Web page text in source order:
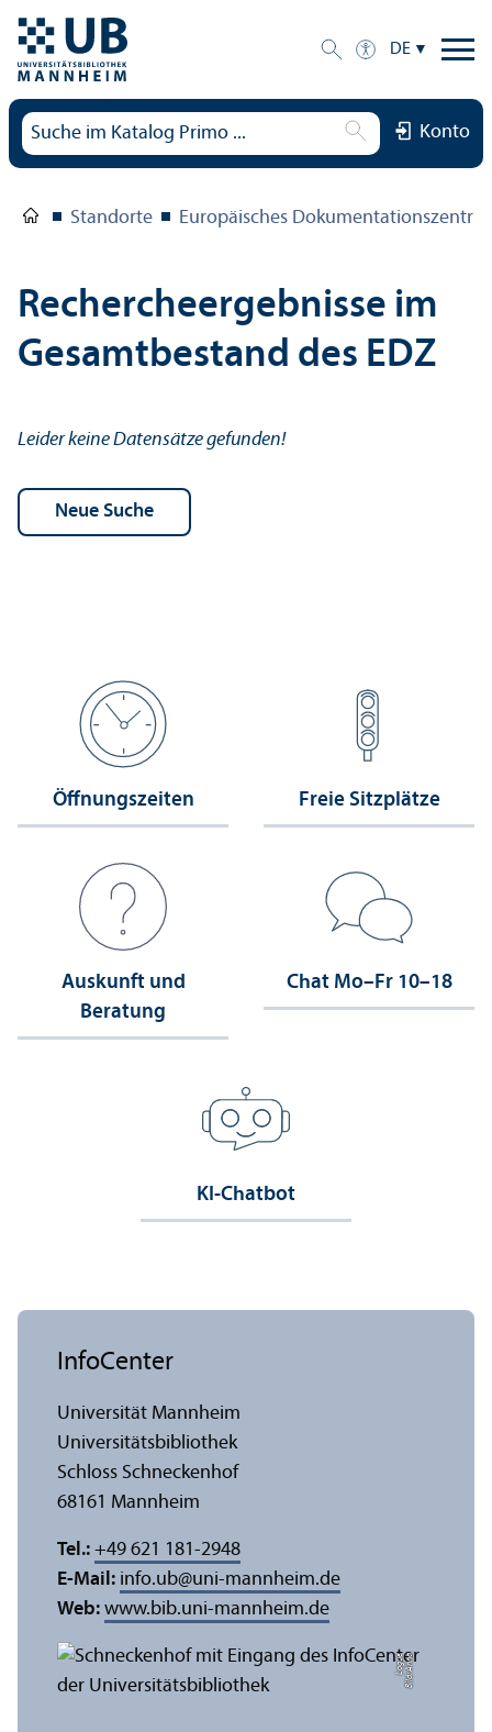
DE
Konto
Standorte Europäisches
Rechercheergebnisse im
Gesamtbestand des EDZ
Leider keine Datensätze gefunden!
Öffnungs­zeiten Freie Sitzplätze
Auskunft und
Beratung
Chat Mo–Fr 10–18
KI-Chatbot
Bil
d:
A
n
n
a
L
o
g
u
e
InfoCenter
Universität Mannheim
Universitäts­bibliothek
Schloss Schneckenhof
68161 Mannheim
Tel.: +49 621 181-2948
E-Mail: info.ub@uni-mannheim.de
Web: www.bib.uni-mannheim.de